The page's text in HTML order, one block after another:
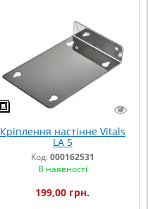
Кріплення настінне Vitals
LA 5
Код:000162531
В наявності
199,00 грн.